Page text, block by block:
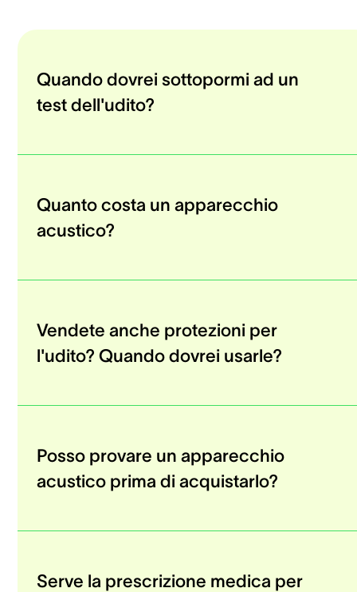
Quando dovrei sottopormi ad un
test dell'udito?
Quanto costa un apparecchio
acustico?
Vendete anche protezioni per
l'udito? Quando dovrei usarle?
Posso provare un apparecchio
acustico prima di acquistarlo?
Serve la prescrizione medica per